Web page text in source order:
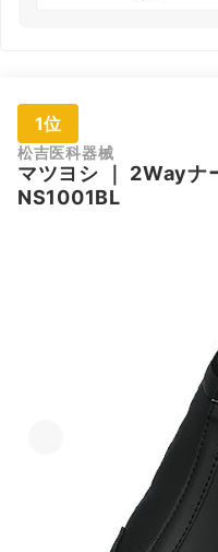
1位
松吉医科器械
マツヨシ ｜ 2Wayナ
NS1001BL